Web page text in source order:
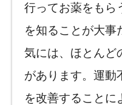
行ってお薬をもら
を知ることが大事
気には、ほとんど
があります。運動
を改善することに